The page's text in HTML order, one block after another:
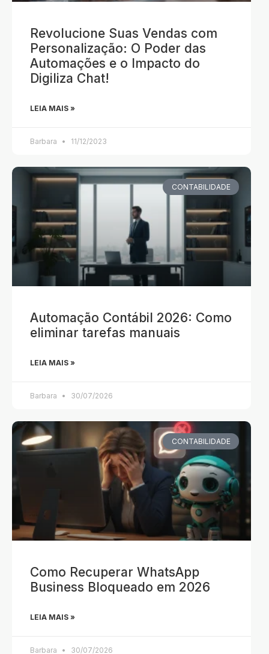
Revolucione Suas Vendas com
Personalização: O Poder das
Automações e o Impacto do
Digiliza Chat!
LEIA MAIS »
Barbara 11/12/2023
CONTABILIDADE
Automação Contábil 2026: Como
eliminar tarefas manuais
LEIA MAIS »
Barbara 30/07/2026
CONTABILIDADE
Como Recuperar WhatsApp
Business Bloqueado em 2026
LEIA MAIS »
Barbara 30/07/2026